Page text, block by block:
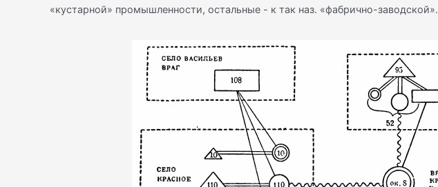
«кустарной» промышленности, остальные - к так наз. «фабрично-заводской».